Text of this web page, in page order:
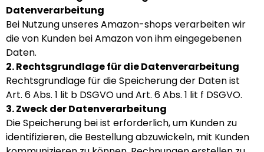
Datenverarbeitung
Bei Nutzung unseres Amazon-shops verarbeiten wir
die von Kunden bei Amazon von ihm eingegebenen
Daten.
2. Rechtsgrundlage für die Datenverarbeitung
Rechtsgrundlage für die Speicherung der Daten ist
Art. 6 Abs. 1 lit b DSGVO und Art. 6 Abs. 1 lit f DSGVO.
3. Zweck der Datenverarbeitung
Die Speicherung bei ist erforderlich, um Kunden zu
identifizieren, die Bestellung abzuwickeln, mit Kunden